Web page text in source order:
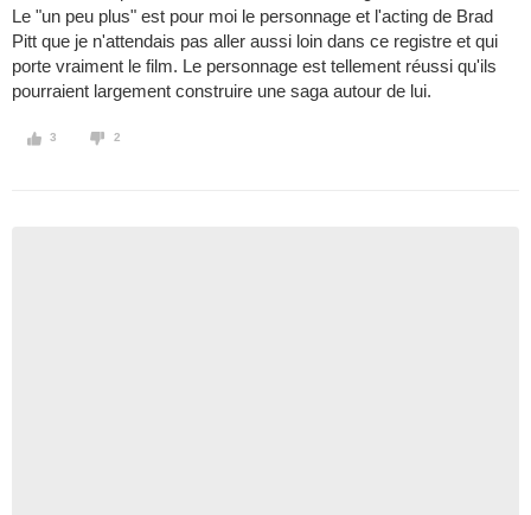
Le "un peu plus" est pour moi le personnage et l'acting de Brad
Pitt que je n'attendais pas aller aussi loin dans ce registre et qui
porte vraiment le film. Le personnage est tellement réussi qu'ils
pourraient largement construire une saga autour de lui.
3 2